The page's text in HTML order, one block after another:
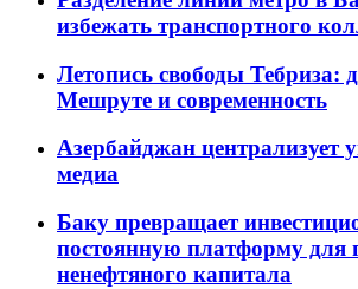
избежать транспортного
Летопись свободы Тебриза:
Мешруте и современность
Азербайджан централизует
медиа
Баку превращает
постоянную платформу для
ненефтяного капитала